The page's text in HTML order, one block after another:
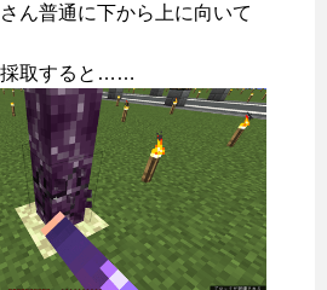
ん普通に下から上に向いて
採取すると……